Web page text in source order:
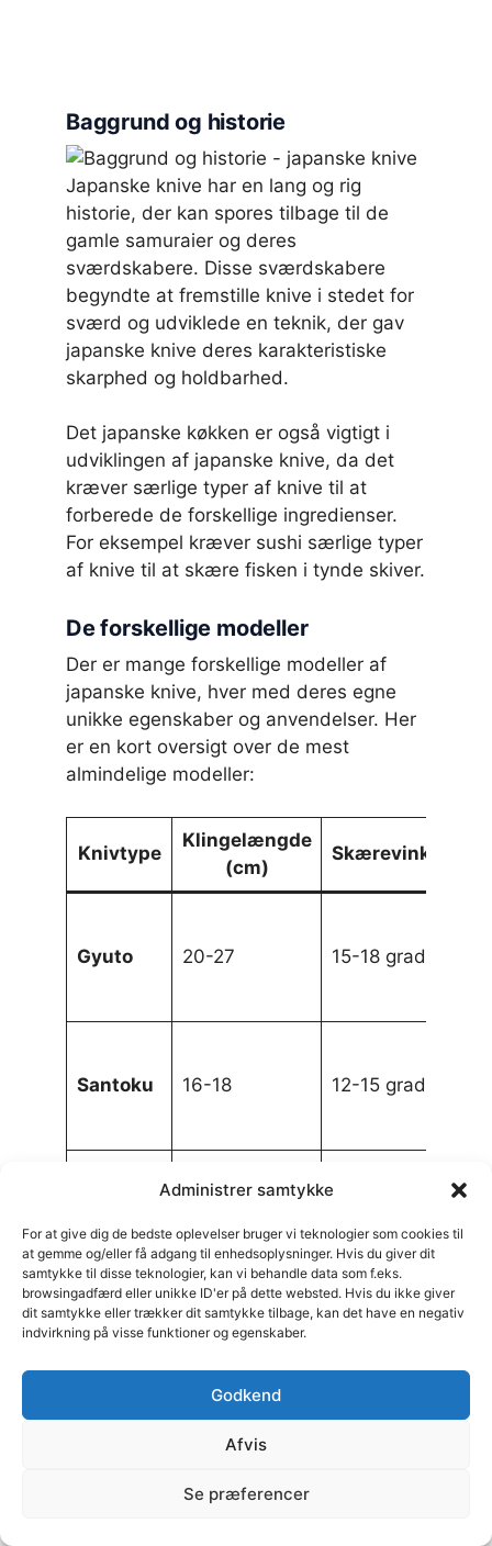
Administrer samtykke
For at give dig de bedste oplevelser bruger vi teknologier som cookies til
at gemme og/eller få adgang til enhedsoplysninger. Hvis du giver dit
samtykke til disse teknologier, kan vi behandle data som f.eks.
browsingadfærd eller unikke ID'er på dette websted. Hvis du ikke giver
dit samtykke eller trækker dit samtykke tilbage, kan det have en negativ
indvirkning på visse funktioner og egenskaber.
Godkend
Afvis
Se præferencer
Baggrund og historie
Japanske knive har en lang og rig
historie, der kan spores tilbage til de
gamle samuraier og deres
sværdskabere. Disse sværdskabere
begyndte at fremstille knive i stedet for
sværd og udviklede en teknik, der gav
japanske knive deres karakteristiske
skarphed og holdbarhed.
Det japanske køkken er også vigtigt i
udviklingen af japanske knive, da det
kræver særlige typer af knive til at
forberede de forskellige ingredienser.
For eksempel kræver sushi særlige typer
af knive til at skære fisken i tynde skiver.
De forskellige modeller
Der er mange forskellige modeller af
japanske knive, hver med deres egne
unikke egenskaber og anvendelser. Her
er en kort oversigt over de mest
almindelige modeller:
Knivtype
Klingelængde
(cm)
Skærevinkel
Gyuto 20-27 15-18 grader
Santoku 16-18 12-15 grader
16-18 12-15 grader
Deba 15-21
20-25
21-27